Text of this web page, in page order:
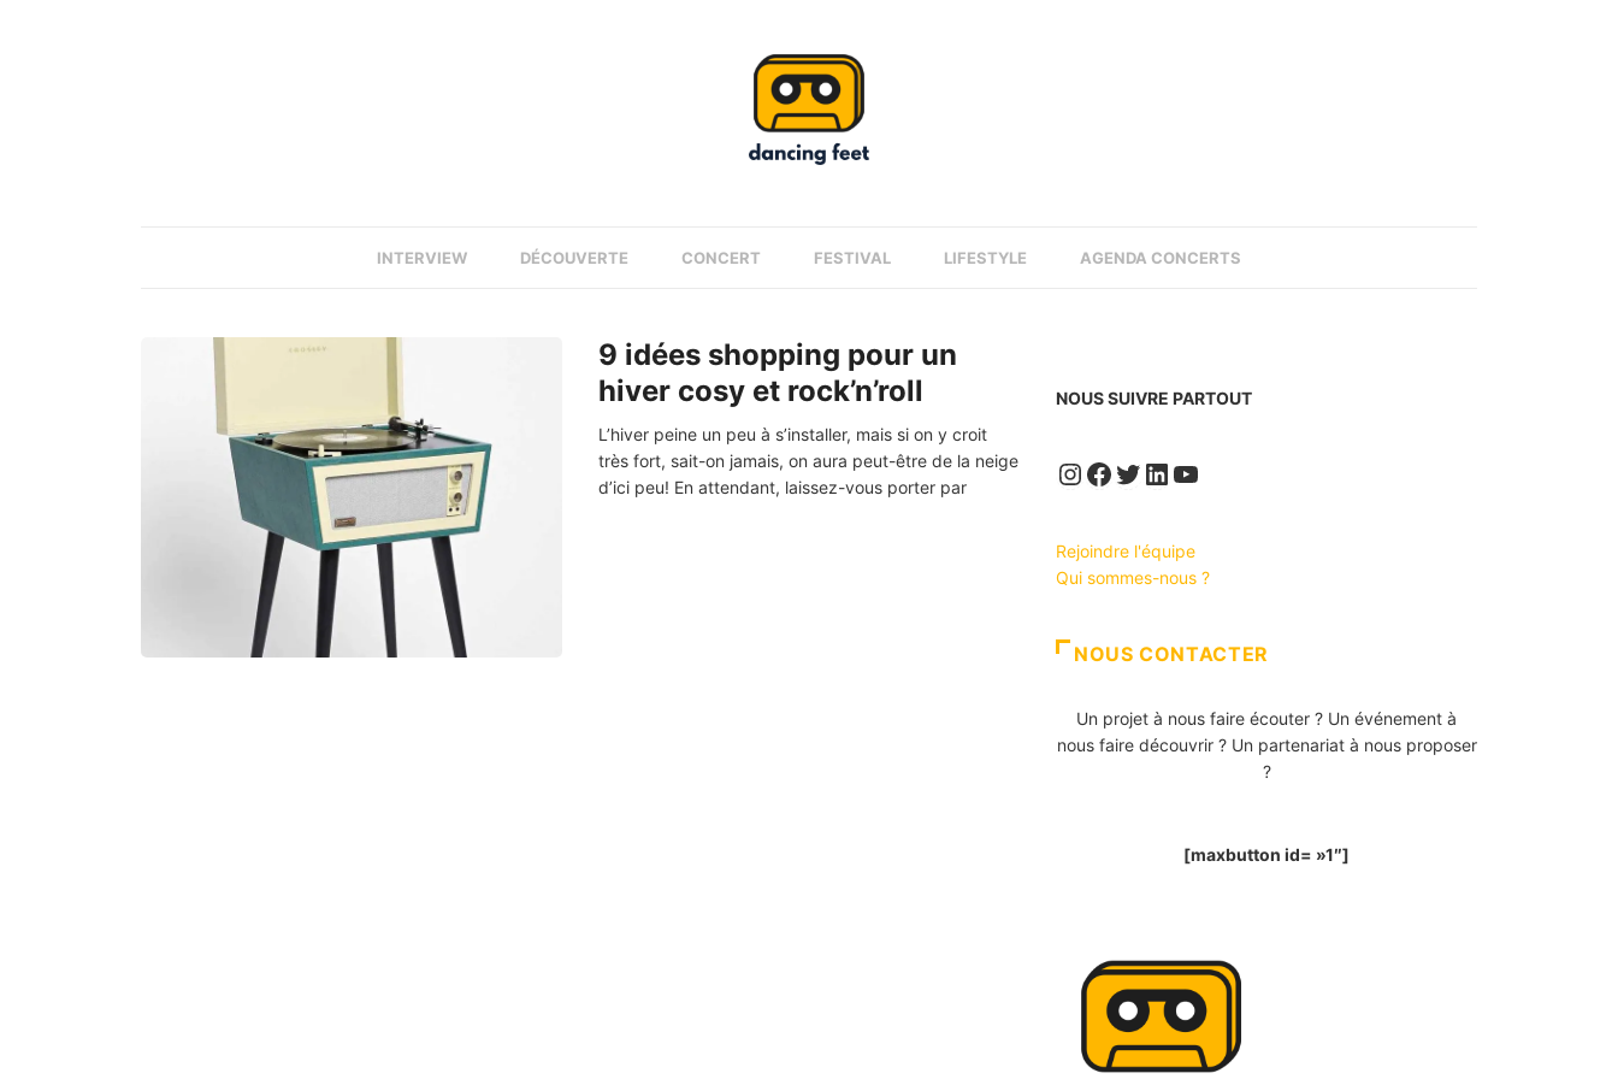
INTERVIEW DÉCOUVERTE CONCERT FESTIVAL LIFESTYLE AGENDA CONCERTS
9 idées shopping pour un
hiver cosy et rock’n’roll
L’hiver peine un peu à s’installer, mais si on y croit
très fort, sait-on jamais, on aura peut-être de la neige
d’ici peu! En attendant, laissez-vous porter par
NOUS SUIVRE PARTOUT
Instagram
Facebook
Twitter
LinkedIn
YouTube
Rejoindre l'équipe
Qui sommes-nous ?
NOUS CONTACTER
Un projet à nous faire écouter ? Un événement à
nous faire découvrir ? Un partenariat à nous proposer
?
[maxbutton id= »1″]